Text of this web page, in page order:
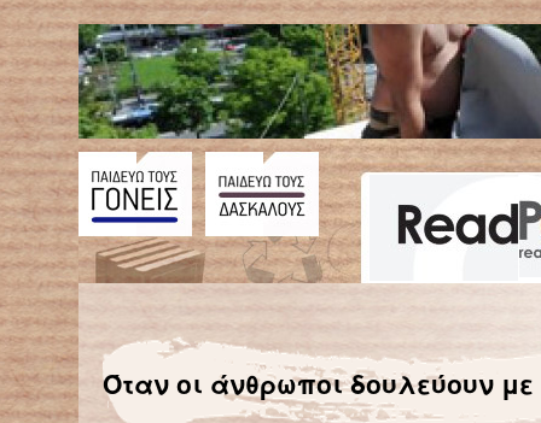
Λιώνει η «Τελευταία Περιοχή Πάγου» της Αρκτικής
Όταν οι άνθρωποι δουλεύουν